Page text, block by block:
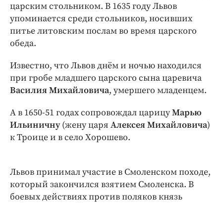
царским стольником. В 1635 году Львов
упоминается среди стольников, носивших
питье литовским послам во время царского
обеда.
Известно, что Львов днём и ночью находился
при гробе младшего царского сына царевича
Василия Михайловича, умершего младенцем.
А в 1650-51 годах сопровождал царицуМарью
Ильиничну(жену царя Алексея Михайловича)
к Троице и в село Хорошево.
Львов принимал участие в Смоленском походе,
который закончился взятием Смоленска. В
боевых действиях против поляков князь